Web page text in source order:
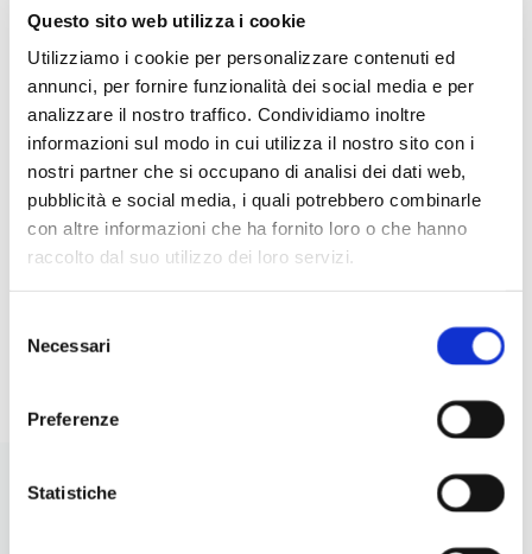
Questo sito web utilizza i cookie
Utilizziamo i cookie per personalizzare contenuti ed
annunci, per fornire funzionalità dei social media e per
analizzare il nostro traffico. Condividiamo inoltre
informazioni sul modo in cui utilizza il nostro sito con i
nostri partner che si occupano di analisi dei dati web,
pubblicità e social media, i quali potrebbero combinarle
con altre informazioni che ha fornito loro o che hanno
raccolto dal suo utilizzo dei loro servizi.
delNecessari
Preferenze
Statistiche
5 INSALATE CREATIVE CON
LEGUMI: IDEE ORIGINALI,
NUTRIENTI E FACILI DA
PREPARARE